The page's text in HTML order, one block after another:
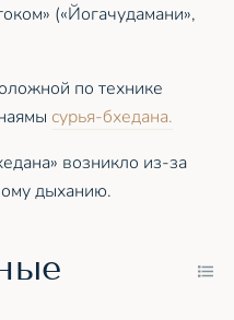
(«Йогачудамани»,
по технике
сурья-бхедана.
возникло из-за
дыханию.